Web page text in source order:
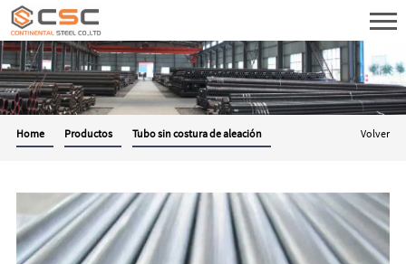
Volver
Home Productos Tubo sin costura de aleación